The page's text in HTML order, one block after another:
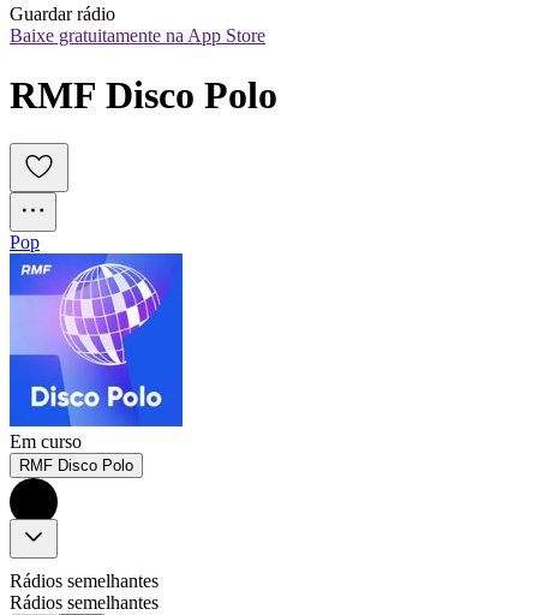
Guardar rádio
Baixe gratuitamente na App Store
RMF Disco Polo
Pop
Em curso
RMF Disco Polo
Rádios semelhantes
Rádios semelhantes